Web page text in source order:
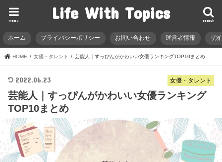
Life With Topics search
menu
ホーム プライバシーポリシー お問い合わせ 運営者情報 サ
HOME 女優・タレント 芸能人｜すっぴんがかわいい女優ランキングTOP10まとめ
女優・タレント
2022.06.23
芸能人｜すっぴんがかわいい女優ランキング
TOP10まとめ